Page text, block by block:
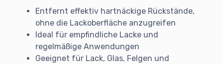
Entfernt effektiv hartnäckige Rückstände,
ohne die Lackoberfläche anzugreifen
Ideal für empfindliche Lacke und
regelmäßige Anwendungen
Geeignet für Lack, Glas, Felgen und